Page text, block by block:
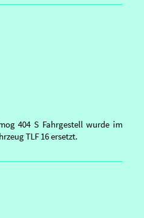
404 S Fahrgestell wurde im
TLF 16 ersetzt.